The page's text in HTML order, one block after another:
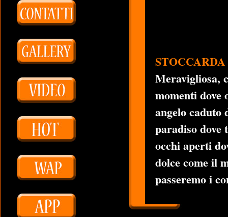
Meravigliosa,
momenti dove
angelo
paradiso dove
occhi aperti
dolce come il
passeremo i